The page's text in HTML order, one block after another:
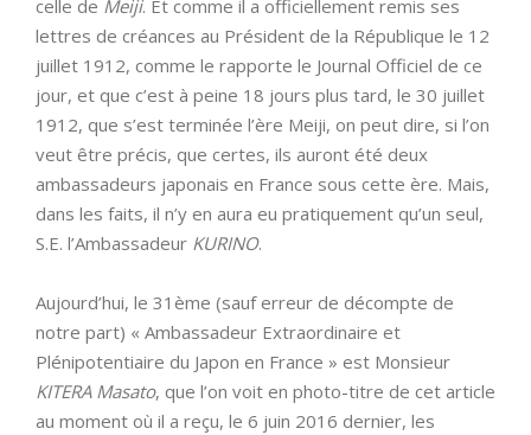
celle de Meiji. Et comme il a officiellement remis ses
lettres de créances au Président de la République le 12
juillet 1912, comme le rapporte le Journal Officiel de ce
jour, et que c’est à peine 18 jours plus tard, le 30 juillet
1912, que s’est terminée l’ère Meiji, on peut dire, si l’on
veut être précis, que certes, ils auront été deux
ambassadeurs japonais en France sous cette ère. Mais,
dans les faits, il n’y en aura eu pratiquement qu’un seul,
S.E. l’Ambassadeur KURINO.
Aujourd’hui, le 31ème (sauf erreur de décompte de
notre part) « Ambassadeur Extraordinaire et
Plénipotentiaire du Japon en France » est Monsieur
KITERA Masato, que l’on voit en photo-titre de cet article
au moment où il a reçu, le 6 juin 2016 dernier, les